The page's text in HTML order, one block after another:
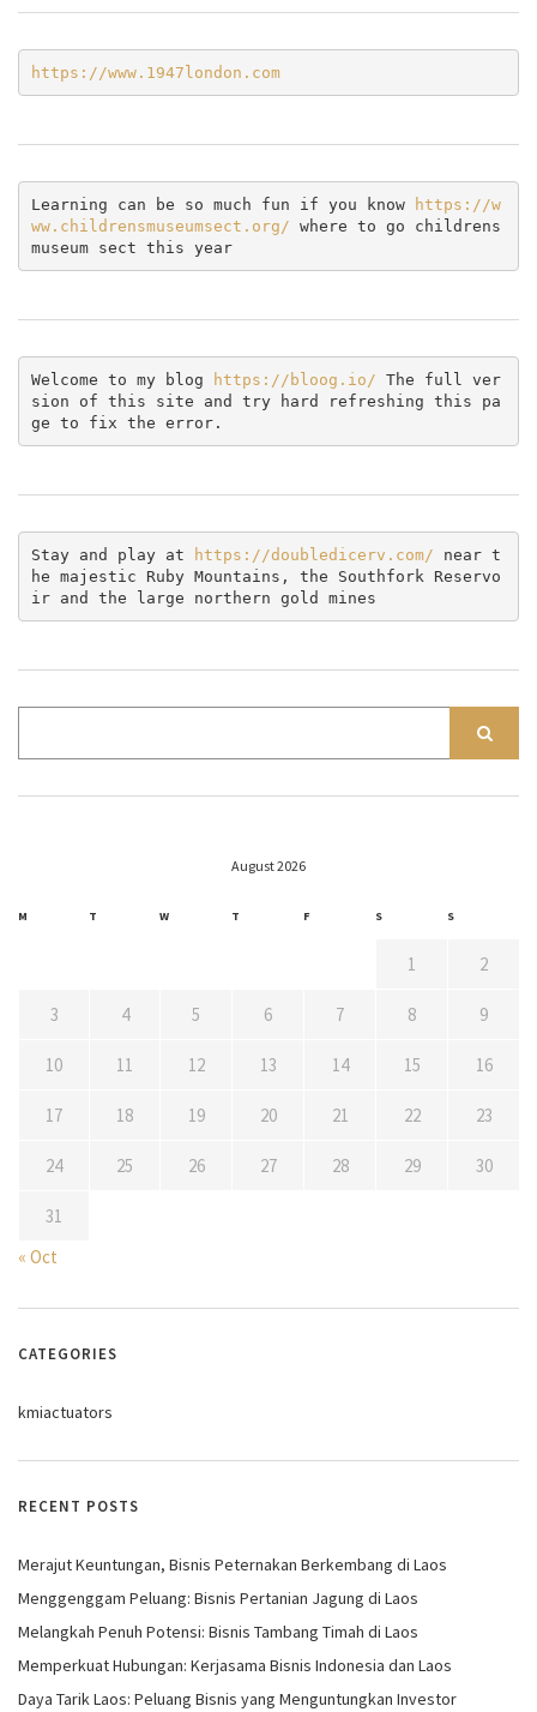
https://www.1947london.com
Learning can be so much fun if you know
https://w
ww.childrensmuseumsect.org/ where to go childrens
museum sect this year
Welcome to my blog https://bloog.io/ The full ver
sion of this site and try hard refreshing this pa
ge to fix the error.
Stay and play at https://doubledicerv.com/ near t
he majestic Ruby Mountains, the Southfork Reservo
ir and the large northern gold mines
August 2026
M T W T F S S
1 2
3 4 5 6 7 8 9
10 11 12 13 14 15 16
17 18 19 20 21 22 23
24 25 26 27 28 29 30
31
« Oct
CATEGORIES
kmiactuators
RECENT POSTS
Merajut Keuntungan, Bisnis Peternakan Berkembang di Laos
Menggenggam Peluang: Bisnis Pertanian Jagung di Laos
Melangkah Penuh Potensi: Bisnis Tambang Timah di Laos
Memperkuat Hubungan: Kerjasama Bisnis Indonesia dan Laos
Daya Tarik Laos: Peluang Bisnis yang Menguntungkan Investor